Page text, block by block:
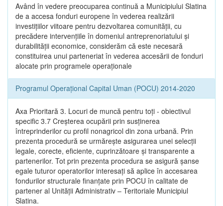
Având în vedere preocuparea continuă a Municipiului Slatina
de a accesa fonduri europene în vederea realizării
investițiilor viitoare pentru dezvoltarea comunității, cu
precădere intervențiile în domeniul antreprenoriatului și
durabilității economice, considerăm că este necesară
constituirea unui parteneriat în vederea accesării de fonduri
alocate prin programele operaționale
Programul Operațional Capital Uman (POCU) 2014-2020
Axa Prioritară 3. Locuri de muncă pentru toţi - obiectivul
specific 3.7 Creșterea ocupării prin susținerea
întreprinderilor cu profil nonagricol din zona urbană. Prin
prezenta procedură se urmăreşte asigurarea unei selecții
legale, corecte, eficiente, cuprinzătoare şi transparente a
partenerilor. Tot prin prezenta procedura se asigură şanse
egale tuturor operatorilor interesaţi să aplice în accesarea
fondurilor structurale finanţate prin POCU în calitate de
partener al Unității Administrativ – Teritoriale Municipiul
Slatina.